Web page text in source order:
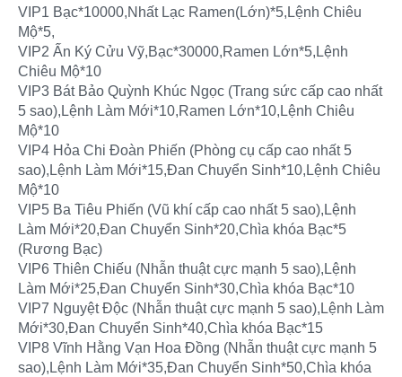
VIP1 Bạc*10000,Nhất Lạc Ramen(Lớn)*5,Lệnh Chiêu
Mộ*5,
VIP2 Ấn Ký Cửu Vỹ,Bạc*30000,Ramen Lớn*5,Lệnh
Chiêu Mộ*10
VIP3 Bát Bảo Quỳnh Khúc Ngọc (Trang sức cấp cao nhất
5 sao),Lệnh Làm Mới*10,Ramen Lớn*10,Lệnh Chiêu
Mộ*10
VIP4 Hỏa Chi Đoàn Phiến (Phòng cụ cấp cao nhất 5
sao),Lệnh Làm Mới*15,Đan Chuyển Sinh*10,Lệnh Chiêu
Mộ*10
VIP5 Ba Tiêu Phiến (Vũ khí cấp cao nhất 5 sao),Lệnh
Làm Mới*20,Đan Chuyển Sinh*20,Chìa khóa Bạc*5
(Rương Bạc)
VIP6 Thiên Chiếu (Nhẫn thuật cực mạnh 5 sao),Lệnh
Làm Mới*25,Đan Chuyển Sinh*30,Chìa khóa Bạc*10
VIP7 Nguyệt Độc (Nhẫn thuật cực mạnh 5 sao),Lệnh Làm
Mới*30,Đan Chuyển Sinh*40,Chìa khóa Bạc*15
VIP8 Vĩnh Hằng Vạn Hoa Đồng (Nhẫn thuật cực mạnh 5
sao),Lệnh Làm Mới*35,Đan Chuyển Sinh*50,Chìa khóa